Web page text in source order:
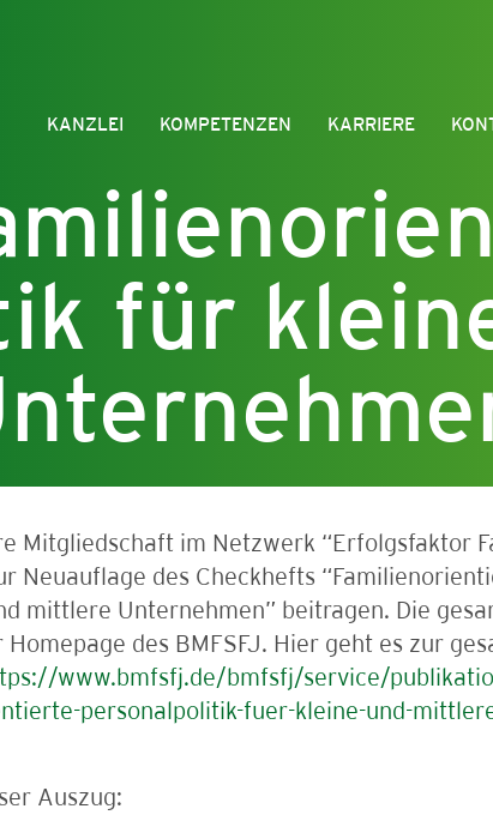
KANZLEI KOMPETENZEN KARRIERE
für
Mitgliedschaft im Netzwerk “Erfolgsfaktor
Neuauflage des Checkhefts
mittlere Unternehmen” beitragen. Die
Homepage des BMFSFJ. Hier geht es zur
www.bmfsfj.de/bmfsfj/service/
personalpolitik-fuer-kleine-und-
Auszug: